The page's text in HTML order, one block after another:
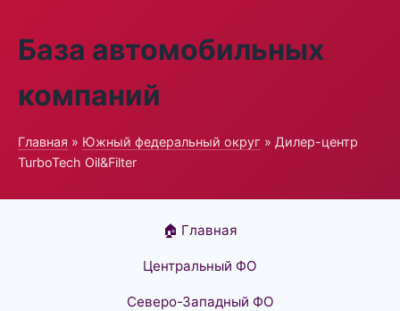
База автомобильных
компаний
Главная » Южный федеральный округ » Дилер-центр
TurboTech Oil&Filter
🏠 Главная
Центральный ФО
Северо-Западный ФО